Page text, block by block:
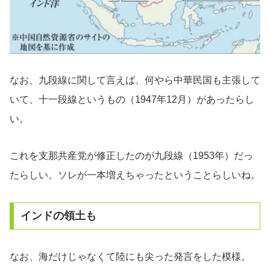
なお、九段線に関して言えば、何やら中華民国も主張して
いて、十一段線というもの（1947年12月）があったらし
い。
これを支那共産党が修正したのが九段線（1953年）だっ
たらしい。ソレが一本増えちゃったということらしいね。
インドの領土も
なお、海だけじゃなくて陸にも尖った発言をした模様。